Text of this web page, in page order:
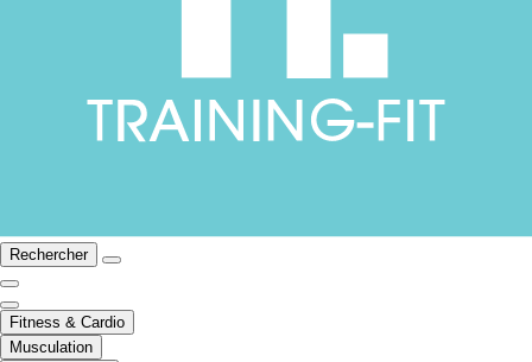
Rechercher
Fitness & Cardio
Musculation